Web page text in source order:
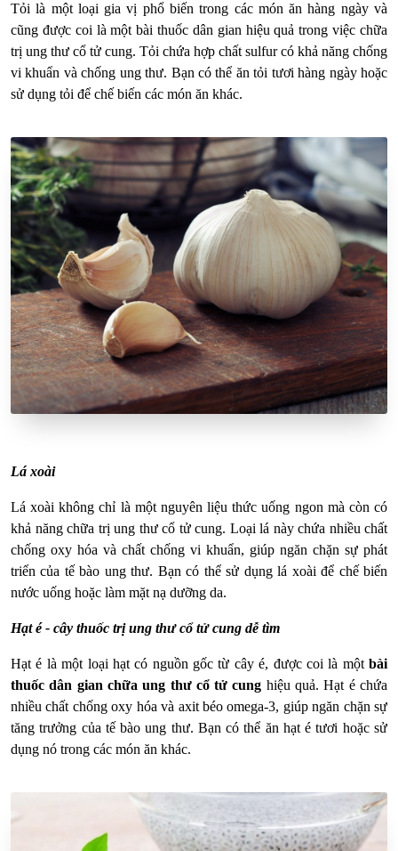
Tỏi là một loại gia vị phổ biến trong các món ăn hàng ngày và
cũng được coi là một bài thuốc dân gian hiệu quả trong việc chữa
trị ung thư cổ tử cung. Tỏi chứa hợp chất sulfur có khả năng chống
vi khuẩn và chống ung thư. Bạn có thể ăn tỏi tươi hàng ngày hoặc
sử dụng tỏi để chế biến các món ăn khác.
Lá xoài
Lá xoài không chỉ là một nguyên liệu thức uống ngon mà còn có
khả năng chữa trị ung thư cổ tử cung. Loại lá này chứa nhiều chất
chống oxy hóa và chất chống vi khuẩn, giúp ngăn chặn sự phát
triển của tế bào ung thư. Bạn có thể sử dụng lá xoài để chế biến
nước uống hoặc làm mặt nạ dưỡng da.
Hạt é - cây thuốc trị ung thư cổ tử cung dễ tìm
Hạt é là một loại hạt có nguồn gốc từ cây é, được coi là một bài
thuốc dân gian chữa ung thư cổ tử cung hiệu quả. Hạt é chứa
nhiều chất chống oxy hóa và axit béo omega-3, giúp ngăn chặn sự
tăng trưởng của tế bào ung thư. Bạn có thể ăn hạt é tươi hoặc sử
dụng nó trong các món ăn khác.